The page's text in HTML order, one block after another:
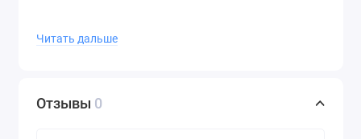
качественных тактических шнурков быстро всегда
Читать дальше
Отзывы 0